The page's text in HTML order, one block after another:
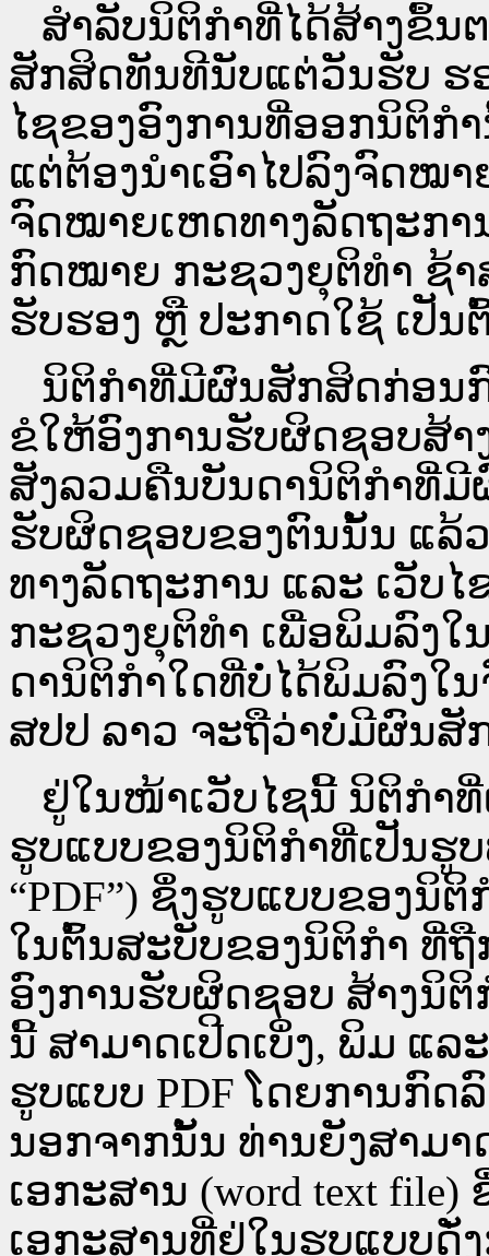
ສໍາລັບນິຕິກໍາທີ່ໄດ້ສ້າງຂຶ້ນ
ສັກສິດທັນທີນັບແຕ່ວັນຮັບ ຮ
ໄຊຂອງອົງການທີ່ອອກນິຕິ
ແຕ່ຕ້ອງນໍາເອົາໄປລົງຈົດໝ
ຈົດ​ໝາຍ​ເຫດ​ທາງ​ລັດ​ຖະ​ກ
ກົດໝາຍ ກະຊວງຍຸຕິທໍາ ຊ້
ຮັບຮອງ ຫຼື ປະກາດໃຊ້ ເປັນ
ນິ​ຕິ​ກຳ​ທີ່​ມີ​ຜົນ​ສັກ​ສິດ​ກ່ອນ​
ຂໍໃຫ້ອົງ​ການ​ຮັບ​ຜິດ​ຊອບ​ສ້າ
ສັງລວມຄືນບັນດານິຕິກໍາທີ່ມີ
ຮັບຜິດຊອບຂອງຕົນນັ້ນ ແລ້
ທາງ​ລັດ​ຖະ​ການ ແລະ ເວັບ
ກະຊວງຍຸຕິທໍາ ເພື່ອພິມລົງ
ດາ​ນິ​ຕິ​ກຳ​ໃດ​ທີ່ບໍ່​ໄດ້​ພິມ​ລົງ​ໃ
ສປ​ປ ລາວ ​ຈະຖື​ວ່າບໍ່​ມີ​ຜົນ​ສັ
ຢູ່ໃນໜ້າ​ເວັບ​ໄຊ​ນີ້ ນິຕິກຳ
ຮູບແບບຂອງນິຕິກໍາທີ່ເປັນຮູບພ
“PDF”) ຊຶ່ງຮູບແບບຂອງນິ
ໃນຕົ້ນສະບັບຂອງນິຕິກໍາ ທີ່
ອົງການຮັບຜິດຊອບ ສ້າງນິຕິ
ນີ້ ສາມາດເປີດເບິ່ງ, ພິມ ແລ
ຮູບແບບ PDF ໂດຍການກົດ
ນອກຈາກນັ້ນ ທ່ານຍັງສາມາ
ເອກະສານ (word text
ເອກະສານທີ່ຢູ່ໃນຮູບແບບດັ່